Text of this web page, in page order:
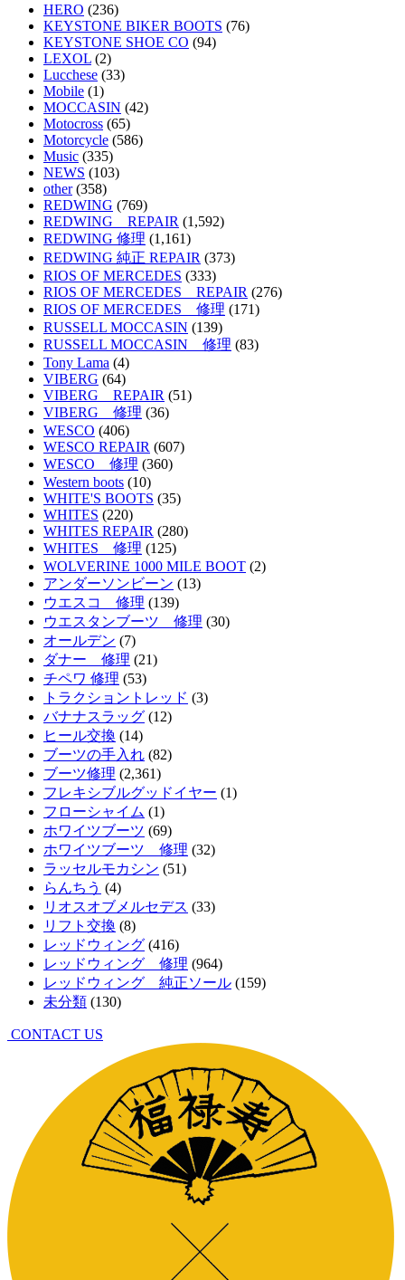
HERO (236)
KEYSTONE BIKER BOOTS (76)
KEYSTONE SHOE CO (94)
LEXOL (2)
Lucchese (33)
Mobile (1)
MOCCASIN (42)
Motocross (65)
Motorcycle (586)
Music (335)
NEWS (103)
other(358)
REDWING (769)
REDWING REPAIR (1,592)
REDWING 修理 (1,161)
REDWING 純正 REPAIR (373)
RIOS OF MERCEDES (333)
RIOS OF MERCEDES REPAIR (276)
RIOS OF MERCEDES 修理 (171)
RUSSELL MOCCASIN (139)
RUSSELL MOCCASIN 修理 (83)
Tony Lama (4)
VIBERG (64)
VIBERG REPAIR (51)
VIBERG 修理 (36)
WESCO (406)
WESCO REPAIR (607)
WESCO 修理 (360)
Western boots (10)
WHITE'S BOOTS (35)
WHITES (220)
WHITES REPAIR (280)
WHITES 修理 (125)
WOLVERINE 1000 MILE BOOT (2)
アンダーソンビーン (13)
ウエスコ 修理 (139)
ウエスタンブーツ 修理 (30)
オールデン (7)
ダナー 修理 (21)
チペワ 修理 (53)
トラクショントレッド (3)
バナナスラッグ (12)
ヒール交換 (14)
ブーツの手入れ (82)
ブーツ修理 (2,361)
フレキシブルグッドイヤー (1)
フローシャイム (1)
ホワイツブーツ (69)
ホワイツブーツ 修理 (32)
ラッセルモカシン (51)
らんちう (4)
リオスオブメルセデス (33)
リフト交換 (8)
レッドウィング (416)
レッドウィング 修理 (964)
レッドウィング 純正ソール (159)
未分類 (130)
CONTACT US